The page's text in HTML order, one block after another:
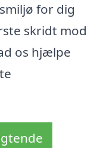
for dig
skridt mod
os hjælpe